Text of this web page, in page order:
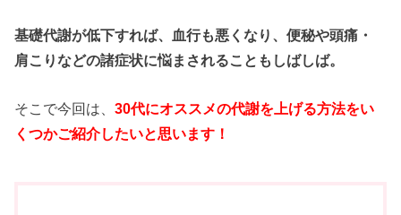
基礎代謝が低下すれば、血行も悪くなり、便秘や頭痛・
肩こりなどの諸症状に悩まされることもしばしば。
そこで今回は、30代にオススメの代謝を上げる方法をい
くつかご紹介したいと思います！